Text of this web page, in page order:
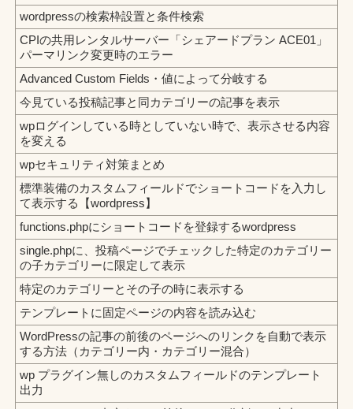
wordpressの検索枠設置と条件検索
CPIの共用レンタルサーバー「シェアードプラン ACE01」
パーマリンク変更時のエラー
Advanced Custom Fields・値によって分岐する
今見ている投稿記事と同カテゴリーの記事を表示
wpログインしている時としていない時で、表示させる内容
を変える
wpセキュリティ対策まとめ
標準装備のカスタムフィールドでショートコードを入力し
て表示する【wordpress】
functions.phpにショートコードを登録するwordpress
single.phpに、投稿ページでチェックした特定のカテゴリー
の子カテゴリーに限定して表示
特定のカテゴリーとその子の時に表示する
テンプレートに固定ページの内容を読み込む
WordPressの記事の前後のページへのリンクを自動で表示
する方法（カテゴリー内・カテゴリー混合）
wp プラグイン無しのカスタムフィールドのテンプレート
出力